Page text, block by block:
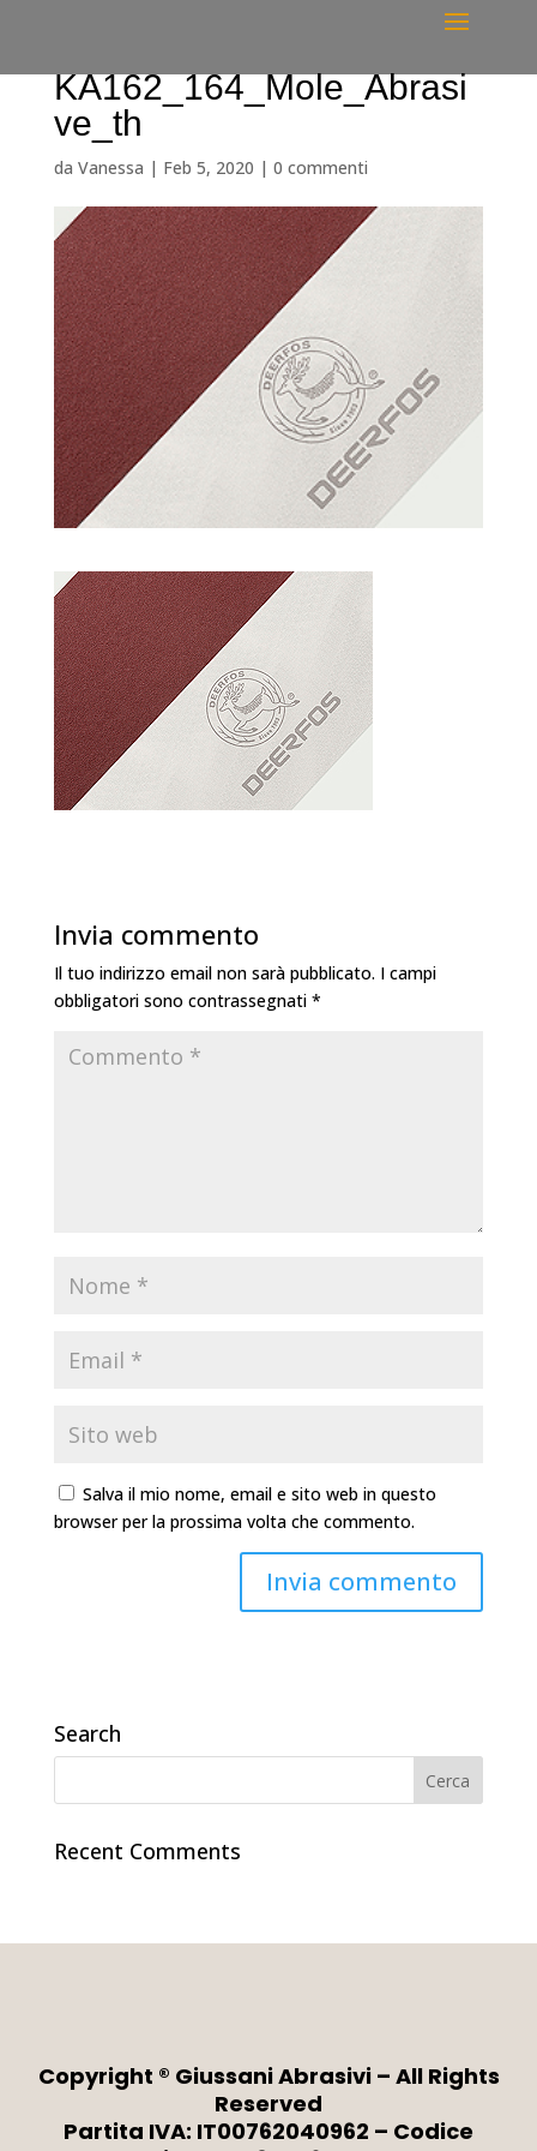
KA162_164_Mole_Abrasi
ve_th
da Vanessa | Feb 5, 2020 | 0 commenti
Invia commento
Il tuo indirizzo email non sarà pubblicato. I campi
obbligatori sono contrassegnati *
Salva il mio nome, email e sito web in questo
browser per la prossima volta che commento.
Search
Recent Comments
Copyright ® Giussani Abrasivi – All Rights
Reserved
Partita IVA: IT00762040962 – Codice